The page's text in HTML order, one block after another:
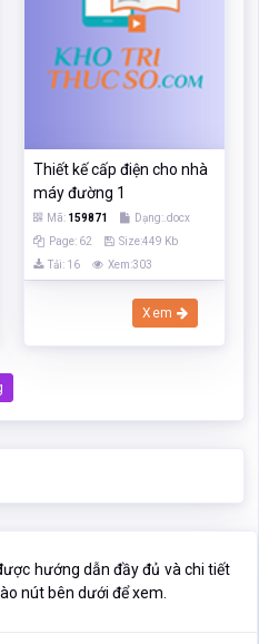
Thiết kế cấp điện cho nhà
máy đường 1
Mã: 159871
Dạng:.docx
Page: 62
Size:449 Kb
Tải: 16
Xem:303
Xem
hướng dẫn đầy đủ và chi tiết
nút bên dưới để xem.